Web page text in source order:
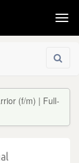
(f/m) | Full-